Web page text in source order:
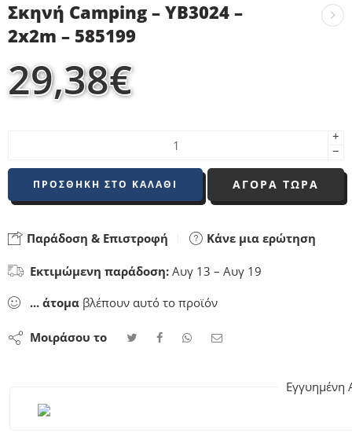
Σκηνή Camping – YB3024 –
2x2m – 585199
29,38€
+
−
ΠΡΟΣΘΉΚΗ ΣΤΟ ΚΑΛΆΘΙ ΑΓΟΡΑ ΤΩΡΑ
Παράδοση & Επιστροφή Κάνε μια ερώτηση
Εκτιμώμενη παράδοση: Αυγ 13 – Αυγ 19
... άτομα βλέπουν αυτό το προϊόν
Μοιράσου το
Εγγυημένη